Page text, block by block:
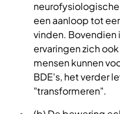
een aanloop tot
vinden. Bovendien
ervaringen zich
mensen kunnen
BDE's, het verder
"transformeren".